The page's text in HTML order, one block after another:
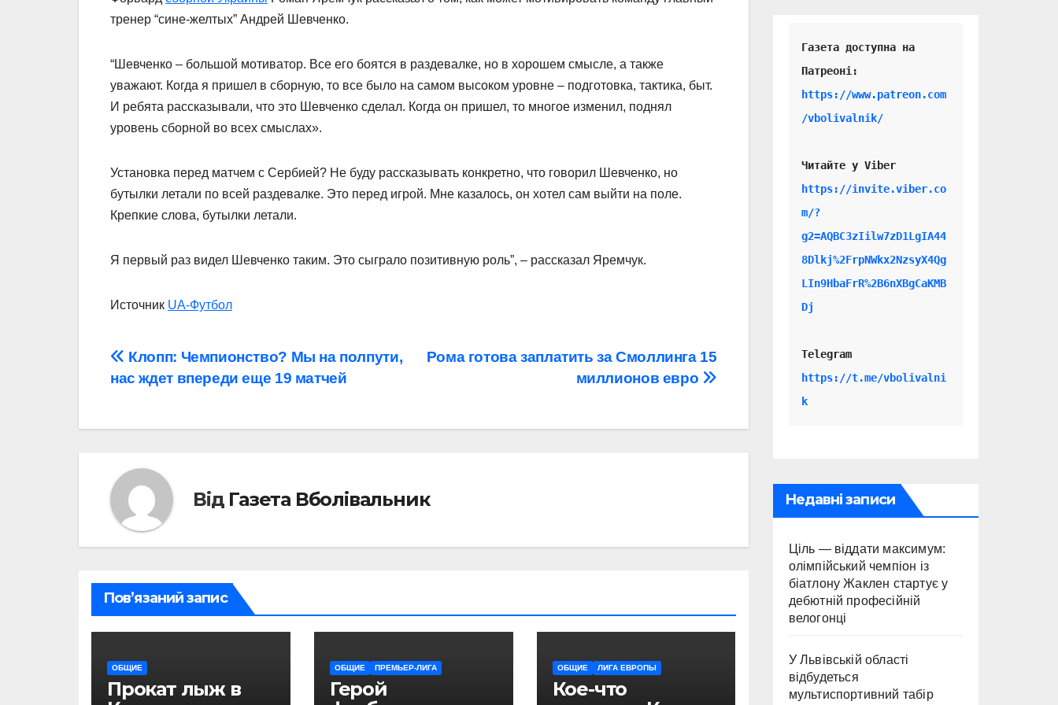
тренер “сине-желтых” Андрей Шевченко.
“Шевченко – большой мотиватор. Все его боятся в раздевалке, но в хорошем смысле, а также
уважают. Когда я пришел в сборную, то все было на самом высоком уровне – подготовка, тактика, быт.
И ребята рассказывали, что это Шевченко сделал. Когда он пришел, то многое изменил, поднял
уровень сборной во всех смыслах».
Установка перед матчем с Сербией? Не буду рассказывать конкретно, что говорил Шевченко, но
бутылки летали по всей раздевалке. Это перед игрой. Мне казалось, он хотел сам выйти на поле.
Крепкие слова, бутылки летали.
Я первый раз видел Шевченко таким. Это сыграло позитивную роль”, – рассказал Яремчук.
Источник UA-Футбол
Навігація
записів
Рома готова заплатить за Смоллинга 15
миллионов евро
Клопп: Чемпионство? Мы на полпути,
нас ждет впереди еще 19 матчей
Від Газета Вболівальник
Пов’язаний запис
ОБЩИЕ
Прокат лыж в
ОБЩИЕ ПРЕМЬЕР-ЛИГА
Герой
ОБЩИЕ ЛИГА ЕВРОПЫ
Кое-что
Газета доступна на
https://www.patreon.com
/vbolivalnik/
Читайте у Viber
https://invite.viber.co
m/?
g2=AQBC3zIilw7zD1LgIA44
8Dlkj%2FrpNWkx2NzsyX4Qg
LIn9HbaFrR%2B6nXBgCaKMB
Dj
Telegram
https://t.me/vbolivalni
k
Недавні записи
Ціль — віддати максимум:
олімпійський чемпіон із
біатлону Жаклен стартує у
дебютній професійній
велогонці
У Львівській області
відбудеться
мультиспортивний табір